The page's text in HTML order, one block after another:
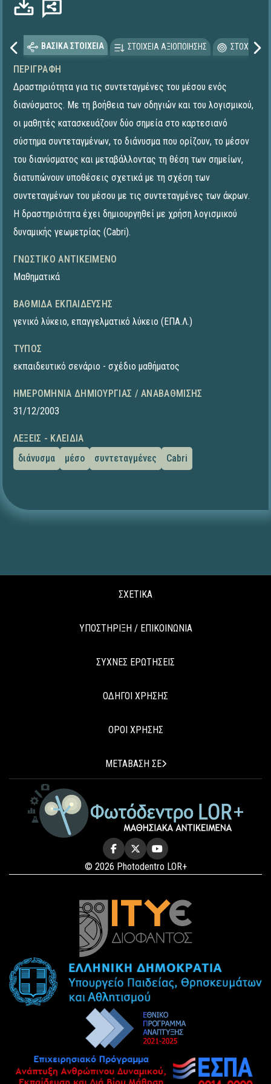
ΒΑΣΙΚΑ ΣΤΟΙΧΕΙΑ ΣΤΟΙΧΕΙΑ ΑΞΙΟΠΟΙΗΣΗΣ
ΠΕΡΙΓΡΑΦΉ
Δραστηριότητα για τις συντεταγμένες του μέσου ενός
διανύσματος. Με τη βοήθεια των οδηγιών και του λογισμικού,
οι μαθητές κατασκευάζουν δύο σημεία στο καρτεσιανό
σύστημα συντεταγμένων, το διάνυσμα που ορίζουν, το μέσον
του διανύσματος και μεταβάλλοντας τη θέση των σημείων,
διατυπώνουν υποθέσεις σχετικά με τη σχέση των
συντεταγμένων του μέσου με τις συντεταγμένες των άκρων.
Η δραστηριότητα έχει δημιουργηθεί με χρήση λογισμικού
δυναμικής γεωμετρίας (Cabri).
ΓΝΩΣΤΙΚΌ ΑΝΤΙΚΕΊΜΕΝΟ
Μαθηματικά
ΒΑΘΜΊΔΑ ΕΚΠΑΊΔΕΥΣΗΣ
γενικό λύκειο, επαγγελματικό λύκειο (ΕΠΑ.Λ.)
ΤΎΠΟΣ
εκπαιδευτικό σενάριο - σχέδιο μαθήματος
ΗΜΕΡΟΜΗΝΊΑ ΔΗΜΙΟΥΡΓΊΑΣ / ΑΝΑΒΆΘΜΙΣΗΣ
31/12/2003
ΛΈΞΕΙΣ - ΚΛΕΙΔΙΆ
διάνυσμα
μέσο συντεταγμένες Cabri
ΣΧΕΤΙΚΑ
ΥΠΟΣΤΗΡΙΞΗ / ΕΠΙΚΟΙΝΩΝΙΑ
ΣΥΧΝΕΣ ΕΡΩΤΗΣΕΙΣ
ΟΔΗΓΟΙ ΧΡΗΣΗΣ
ΟΡΟΙ ΧΡΗΣΗΣ
ΜΕΤΑΒΑΣΗ ΣΕ
© 2026 Photodentro LOR+